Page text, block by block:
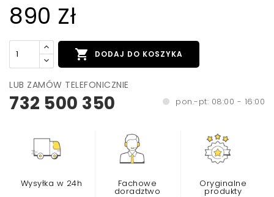
890 Zł
 DODAJ DO KOSZYKA
LUB ZAMÓW TELEFONICZNIE
732 500 350 pon.-pt: 08:00 - 16:00
Wysyłka w 24h Fachowe
doradztwo
Oryginalne
produkty